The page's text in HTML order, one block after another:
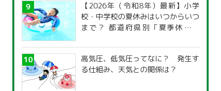
【2026年（令和8年）最新】小学
校・中学校の夏休みはいつからいつ
まで？ 都道府県別「夏季休暇一
高気圧、低気圧ってなに？ 発生す
る仕組み、天気との関係は？